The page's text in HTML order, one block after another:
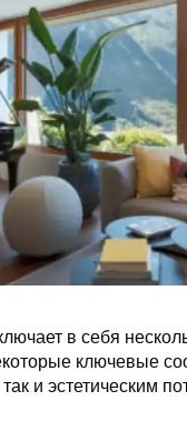
в себя
ключевые
и эстетическим